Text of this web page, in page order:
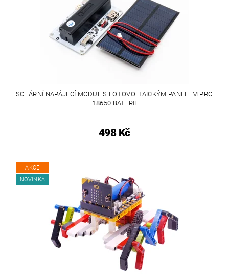
SOLÁRNÍ NAPÁJECÍ MODUL S FOTOVOLTAICKÝM PANELEM PRO
18650 BATERII
498 Kč
AKCE
NOVINKA